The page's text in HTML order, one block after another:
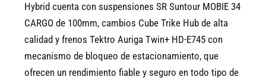
Hybrid cuenta con suspensiones SR Suntour MOBIE 34
CARGO de 100mm, cambios Cube Trike Hub de alta
calidad y frenos Tektro Auriga Twin+ HD-E745 con
mecanismo de bloqueo de estacionamiento, que
ofrecen un rendimiento fiable y seguro en todo tipo de